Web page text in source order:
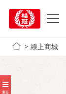
線上商城